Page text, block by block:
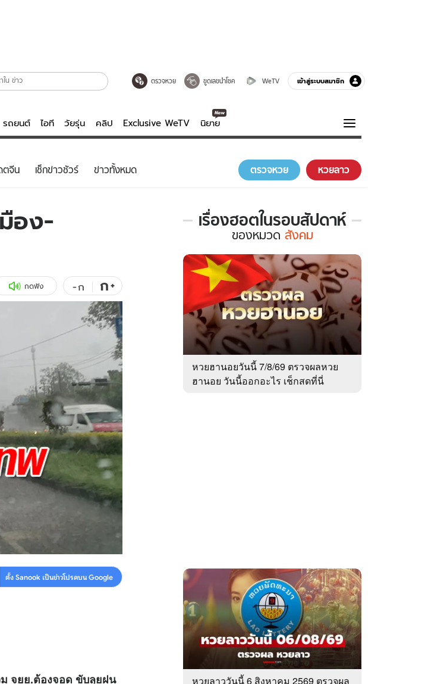
ตรวจหวย ขูดเลขนำโชค WeTV เข้าสู่ระบบสมาชิก
รถยนต์ ไอที วัยรุ่น คลิป Exclusive WeTV นิยาย
ไตล์
น
Thailand
Choice
บันเทิงครบรส
ดูทีวี
WeTV
Exclusive WeTV
นิยาย
ความรู้รอบตัว
ฮาวทู
ตจีน เช็กข่าวชัวร์ ข่าวทั้งหมด ตรวจหวย หวยลาว
อง-
กดฟัง -ก ก+
ตั้ง Sanook เป็นข่าวโปรดบน Google
จยย.ต้องจอด ขับลุยฝน
เรื่องฮอตในรอบสัปดาห์
เรื่อง
ใน
รอบ
สัปดาห์
หมวด
สังคม
ของหมวด สังคม
หวยฮานอยวันนี้ 7/8/69 ตรวจผลหวย
ฮานอย วันนี้ออกอะไร เช็กสดที่นี่
หวยลาววันนี้ 6 สิงหาคม 2569 ตรวจผล